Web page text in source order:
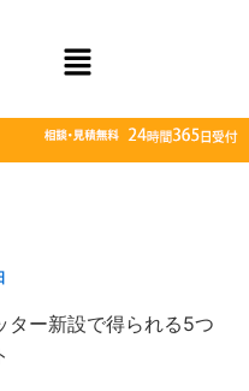
ター新設で得られる5つ